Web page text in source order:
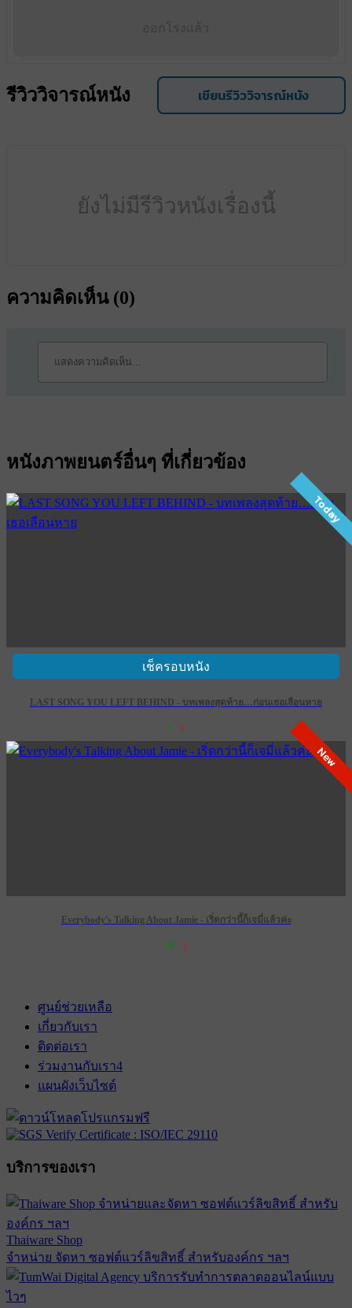
รีวิววิจารณ์หนัง เขียนรีวิววิจารณ์หนัง
ยังไม่มีรีวิวหนังเรื่องนี้
ความคิดเห็น (0)
หนังภาพยนตร์อื่นๆ ที่เกี่ยวข้อง
Today
เช็ครอบหนัง
LAST SONG YOU LEFT BEHIND - บทเพลงสุดท้าย…ก่อนเธอเลือนหาย
2 0
New
Everybody's Talking About Jamie - เริ่ดกว่านี้ก็เจมี่แล้วค่ะ
34 2
ศูนย์ช่วยเหลือ
เกี่ยวกับเรา
ติดต่อเรา
ร่วมงานกับเรา4
แผนผังเว็บไซต์
บริการของเรา
Thaiware Shop
จำหน่าย จัดหา ซอฟต์แวร์ลิขสิทธิ์ สำหรับองค์กร ฯลฯ